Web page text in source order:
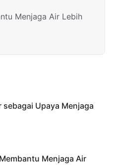
Menjaga Air Lebih
sebagai Upaya Menjaga
Menjaga Air